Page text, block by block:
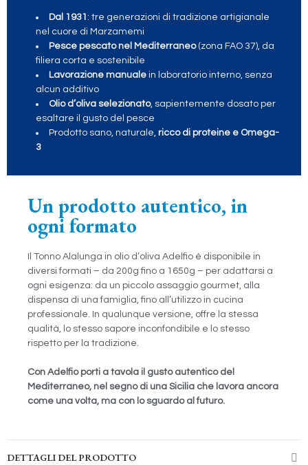
Dal 1931 : tre generazioni di tradizione artigianale
nel cuore di Marzamemi
Pesce pescato nel Mediterraneo(zona FAO 37), da
filiera corta e sostenibile
Lavorazione manuale in laboratorio interno, senza
alcun additivo
Olio d’oliva selezionato, sapientemente dosato per
esaltare il gusto del pesce
Prodotto sano, naturale, ricco di proteine e Omega-
3
Un prodotto autentico, in
ogni formato
Il Tonno Alalunga in olio d’oliva Adelfio è disponibile in
diversi formati – da 200g fino a 1650g – per adattarsi a
ogni esigenza: da un piccolo assaggio gourmet, alla
dispensa di una famiglia, fino all’utilizzo in cucina
professionale. In qualunque versione, offre la stessa
qualità, lo stesso sapore inconfondibile e lo stesso
rispetto per la tradizione.
Con Adelfio porti a tavola il gusto autentico del
Mediterraneo, nel segno di una Sicilia che lavora ancora
come una volta, ma con lo sguardo al futuro.
DETTAGLI DEL PRODOTTO